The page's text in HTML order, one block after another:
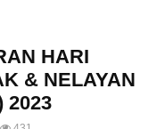
HARI
& NELAYAN
2023